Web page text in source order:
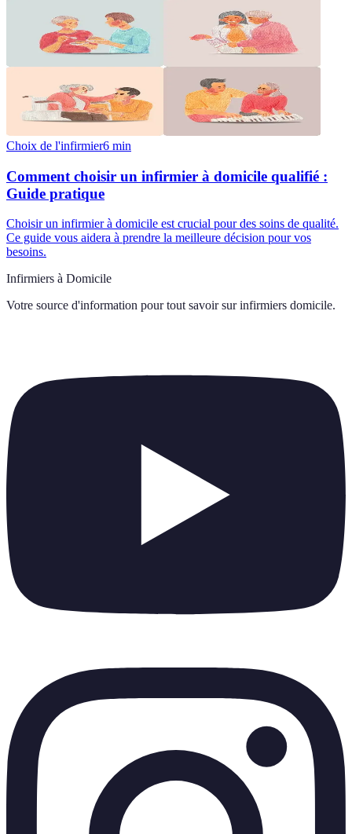
Choix de l'infirmier6 min
Comment choisir un infirmier à domicile qualifié :
Guide pratique
Choisir un infirmier à domicile est crucial pour des soins de qualité.
Ce guide vous aidera à prendre la meilleure décision pour vos
besoins.
Infirmiers à Domicile
Votre source d'information pour tout savoir sur infirmiers domicile.